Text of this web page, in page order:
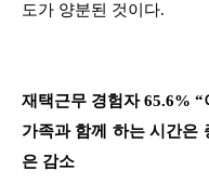
도가 양분된 것이다.
재택근무 경험자 65.6%
가족과 함께 하는 시간은
은 감소